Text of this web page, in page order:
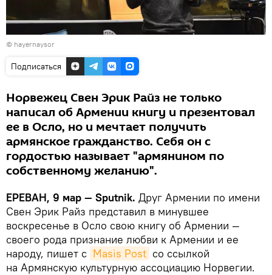
© hayernaysor
Подписаться
Норвежец Свен Эрик Райз не только
написал об Армении книгу и презентовал
ее в Осло, но и мечтает получить
армянское гражданство. Себя он с
гордостью называет "армянином по
собственному желанию".
ЕРЕВАН, 9 мар — Sputnik. Друг Армении по имени
Свен Эрик Райз представил в минувшее
воскресенье в Осло свою книгу об Армении —
своего рода признание любви к Армении и ее
народу, пишет с Masis Post со ссылкой
на Армянскую культурную ассоциацию Норвегии.